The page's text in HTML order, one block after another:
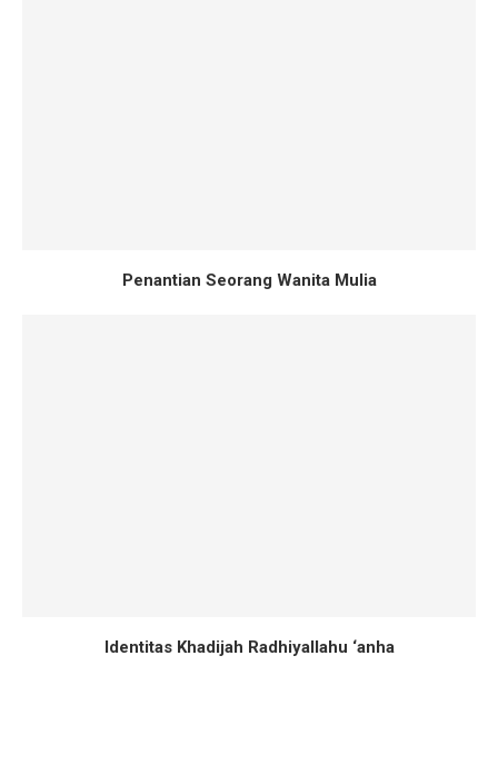
Penantian Seorang Wanita Mulia
Identitas Khadijah Radhiyallahu ‘anha